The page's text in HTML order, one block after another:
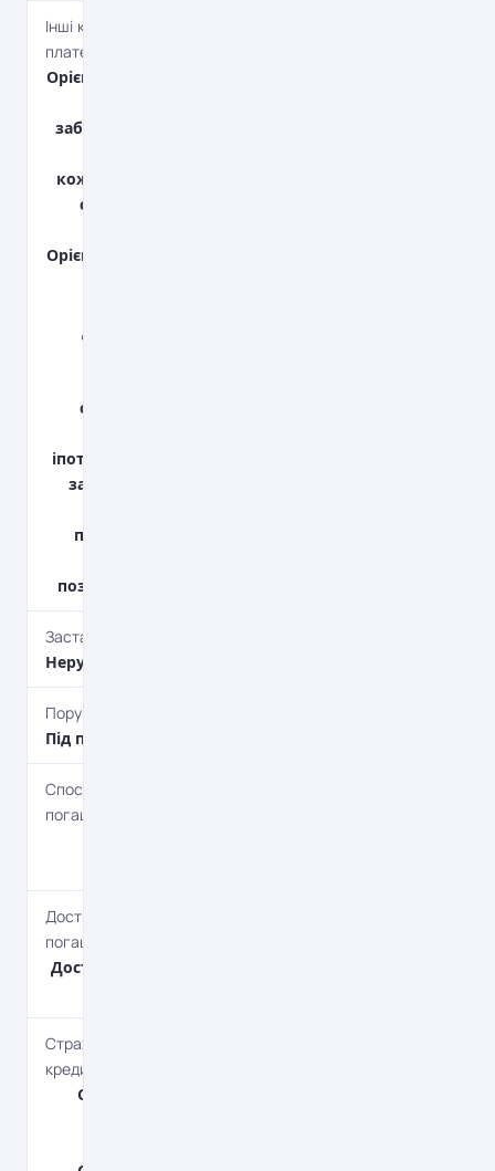
Інші комісійні
платежі
Орієнтовно 0,6%
заборгованості
кожного року -
страхування
Орієнтовно 0,3%
ділянки) від
страхування
іпотеки; Оцінка
забезпечення
проводиться
позичальника.
Застава
Нерухомість
Поруки
Під поруки
Спосіб
погашення
Дострокове
погашення
Дострокове без
Страхування
кредиту
Страхування